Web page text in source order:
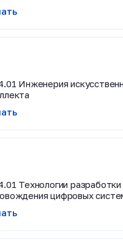
Инженерия
Технологии разработки
цифровых